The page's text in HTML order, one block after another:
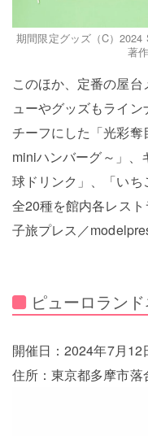
期間限定グッズ（C）
著
このほか、定番の屋
ューやグッズもライ
チーフにした「光彩
miniハンバーグ～」、
球ドリンク」、「い
全20種を館内各レス
子旅プレス／
ピューロラン
開催日：2024年7月12
住所：東京都多摩市落